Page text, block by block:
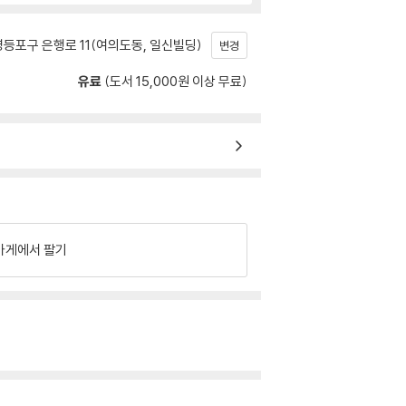
포구 은행로 11(여의도동, 일신빌딩) 변경
유료 (도서 15,000원 이상 무료)
게에서 팔기